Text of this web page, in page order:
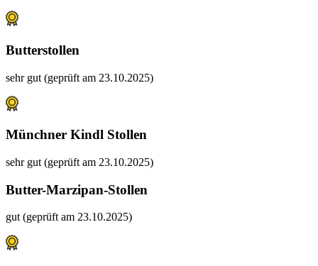
Butterstollen
sehr gut (geprüft am 23.10.2025)
Münchner Kindl Stollen
sehr gut (geprüft am 23.10.2025)
Butter-Marzipan-Stollen
gut (geprüft am 23.10.2025)